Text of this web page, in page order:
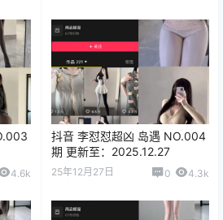
4.6k
抖音 李怼怼超凶 岛遇 NO.004
期 更新至：2025.12.27
25年12月27日 0 4.3k